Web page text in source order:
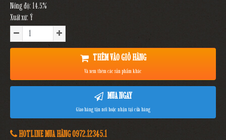
Nồng độ: 14.5%
Xuất xứ: Ý
THÊM VÀO GIỎ HÀNG
Và xem thêm các sản phẩm khác
MUA NGAY
Giao hàng tận nơi hoặc nhận tại cửa hàng
HOTLINE MUA HÀNG 0972.12345.1